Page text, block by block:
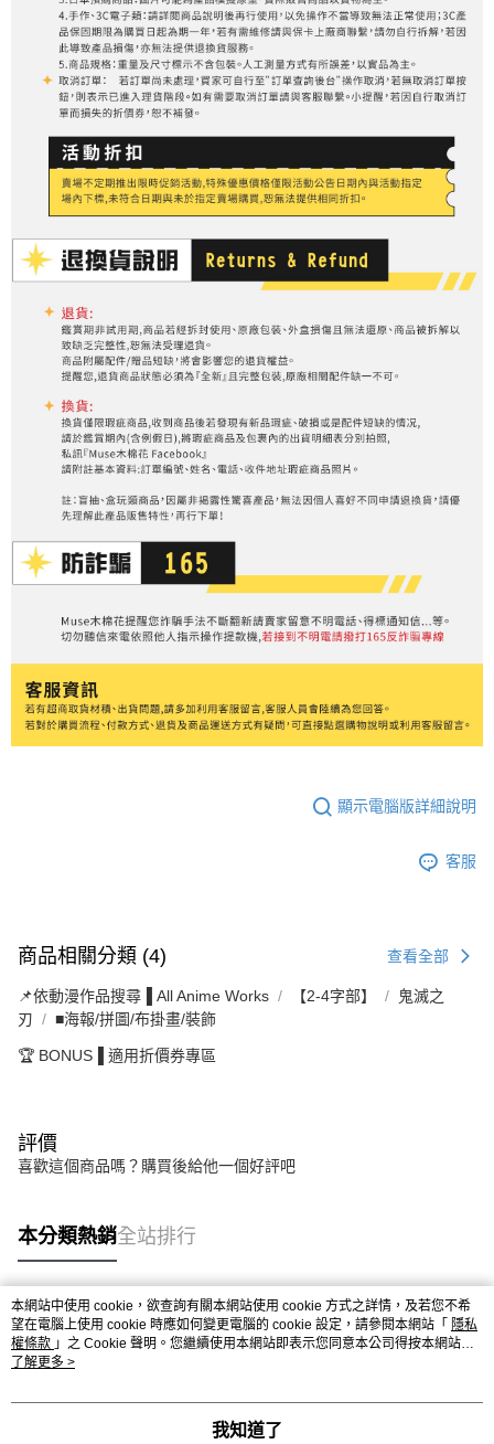
顯示電腦版詳細說明
客服
商品相關分類 (4) 查看全部
📌依動漫作品搜尋▐ All Anime Works 【2-4字部】
鬼滅之
刃
■海報/拼圖/布掛畫/裝飾
🏆 BONUS▐ 適用折價券專區
評價
喜歡這個商品嗎？購買後給他一個好評吧
本分類熱銷全站排行
熱門標籤
本網站中使用 cookie，欲查詢有關本網站使用 cookie 方式之詳情，及若您不希
望在電腦上使用 cookie 時應如何變更電腦的 cookie 設定，請參閱本網站「 隱私
權條款 」之 Cookie 聲明。您繼續使用本網站即表示您同意本公司得按本網站使
用條款之 Cookie 聲明使用 cookie。
了解更多 >
我知道了